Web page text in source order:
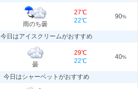
雨のち曇
27℃
22℃
90%
今日はアイスクリームがおすすめ
曇
29℃
22℃
40%
今日はシャーベットがおすすめ